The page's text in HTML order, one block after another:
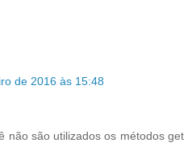
de 2016 às 15:48
não são utilizados os métodos get